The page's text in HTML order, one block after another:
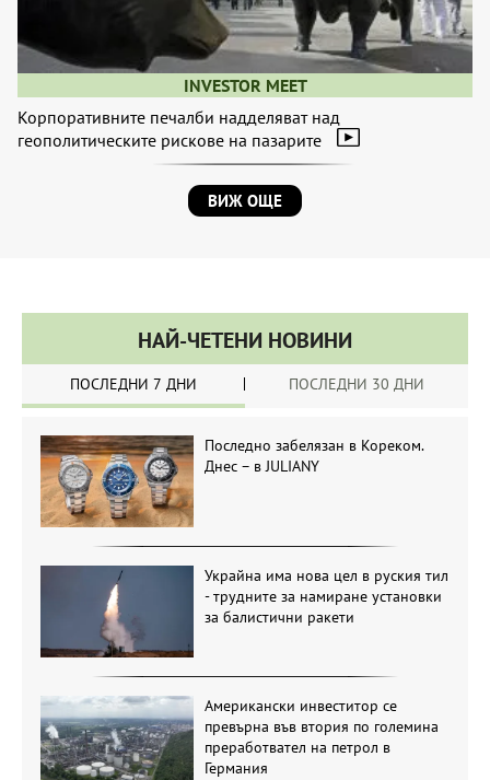
INVESTOR MEET
Корпоративните печалби надделяват над
геополитическите рискове на пазарите
ВИЖ ОЩЕ
НАЙ-ЧЕТЕНИ НОВИНИ
ПОСЛЕДНИ 7 ДНИ ПОСЛЕДНИ 30 ДНИ
Последно забелязан в Кореком.
Днес – в JULIANY
Украйна има нова цел в руския тил
- трудните за намиране установки
за балистични ракети
Американски инвеститор се
превърна във втория по големина
преработвател на петрол в
Германия